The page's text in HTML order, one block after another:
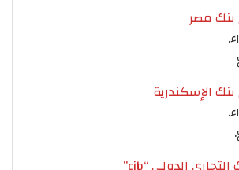
بنك مصر
الإسكندرية